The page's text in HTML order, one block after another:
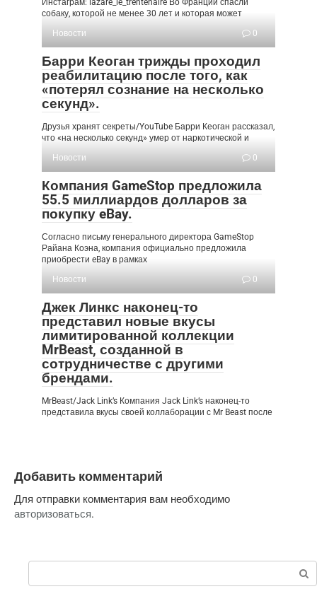
Инстаграм: lazare_le_trentenaire Во Франции спасли
собаку, которой не менее 30 лет и которая может
Новости
0
Барри Кеоган трижды проходил
реабилитацию после того, как
«потерял сознание на несколько
секунд».
Друзья хранят секреты/YouTube Барри Кеоган рассказал,
что «на несколько секунд» умер от наркотической и
Новости
0
Компания GameStop предложила
55.5 миллиардов долларов за
покупку eBay.
Согласно письму генерального директора GameStop
Райана Коэна, компания официально предложила
приобрести eBay в рамках
Новости
0
Джек Линкс наконец-то
представил новые вкусы
лимитированной коллекции
MrBeast, созданной в
сотрудничестве с другими
брендами.
MrBeast/Jack Link’s Компания Jack Link’s наконец-то
представила вкусы своей коллаборации с Mr Beast после
Добавить комментарий
Для отправки комментария вам необходимо
авторизоваться.
Поиск: